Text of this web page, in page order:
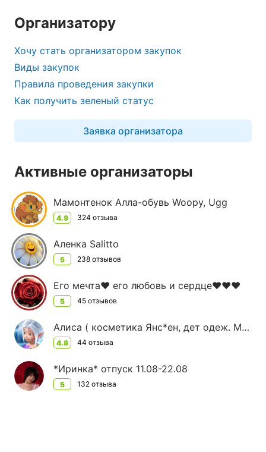
Организатору
Хочу стать организатором закупок
Виды закупок
Правила проведения закупки
Как получить зеленый статус
Заявка организатора
Активные организаторы
Мамонтенок Алла-обувь Woopy, Ugg
4.9 324 отзыва
Аленка Sаlittо
5 238 отзывов
Его мечта♥ его любовь и сердце♥♥♥
5 45 отзывов
Алиса ( косметика Янс*ен, дет одеж. Моне)
4.8 44 отзыва
*Иринка* отпуск 11.08-22.08
5 132 отзыва